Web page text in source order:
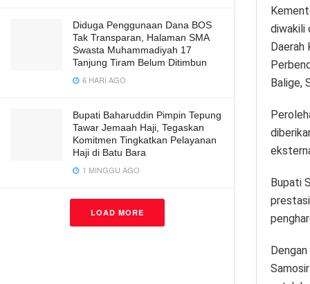
Diduga Penggunaan Dana BOS
Tak Transparan, Halaman SMA
Swasta Muhammadiyah 17
Tanjung Tiram Belum Ditimbun
6 HARI AGO
Bupati Baharuddin Pimpin Tepung
Tawar Jemaah Haji, Tegaskan
Komitmen Tingkatkan Pelayanan
Haji di Batu Bara
1 MINGGU AGO
LOAD MORE
diwakili
Daerah
Balige,
Bupati